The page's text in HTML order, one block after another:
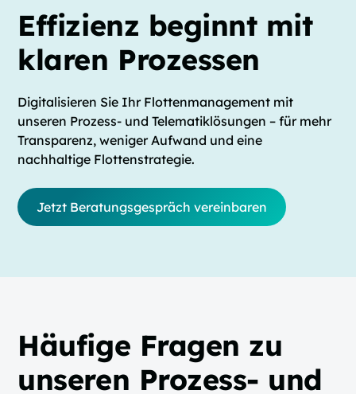
Effizienz beginnt mit
klaren Prozessen
Digitalisieren Sie Ihr Flottenmanagement mit
unseren Prozess- und Telematiklösungen – für mehr
Transparenz, weniger Aufwand und eine
nachhaltige Flottenstrategie.
Jetzt Beratungsgespräch vereinbaren
Häufige Fragen zu
unseren Prozess- und